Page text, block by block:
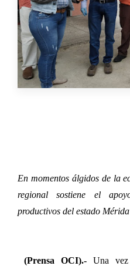
En momentos álgidos de la
regional sostiene el
productivos del estado Mérida
(Prensa OCI).-Una vez